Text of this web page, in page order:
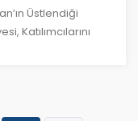
Üstlendiği
Katılımcılarını